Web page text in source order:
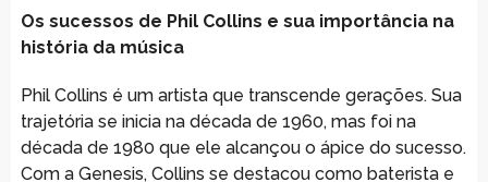
Os sucessos de Phil Collins e sua importância na
história da música
Phil Collins é um artista que transcende gerações. Sua
trajetória se inicia na década de 1960, mas foi na
década de 1980 que ele alcançou o ápice do sucesso.
Com a Genesis, Collins se destacou como baterista e